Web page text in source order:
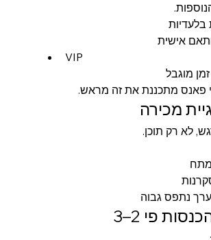
בלעדיות
אישית
VIP
מוגבל
פאנס מתכננת את זה מראש.
מכירה
לא רק תוכן.
נתפס גבוה
פי 2–3